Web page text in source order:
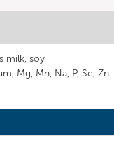
milk, soy
Mg, Mn, Na, P, Se, Zn